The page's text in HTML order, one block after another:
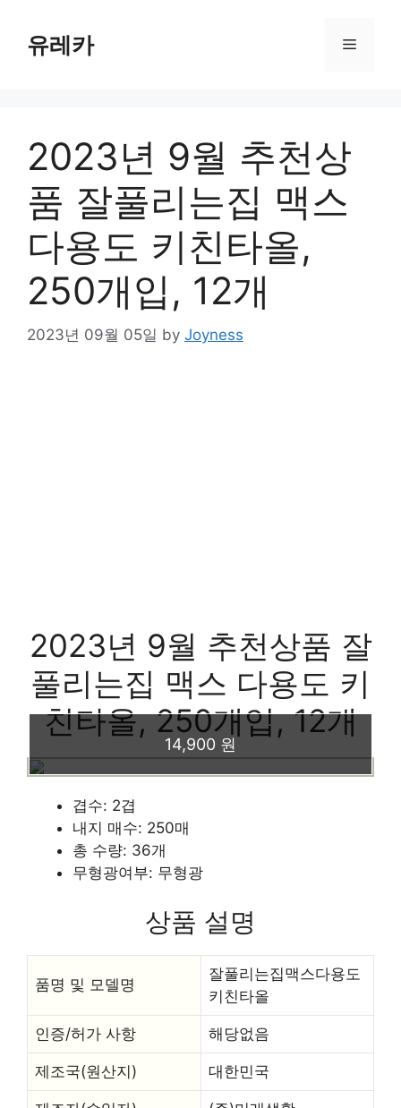
content유레카 Menu
2023년 9월 추천상
품 잘풀리는집 맥스
다용도 키친타올,
250개입, 12개
2023년 09월 05일 by Joyness
2023년 9월 추천상품 잘
풀리는집 맥스 다용도 키
친타올, 250개입, 12개
14,900 원
겹수: 2겹
내지 매수: 250매
총 수량: 36개
무형광여부: 무형광
상품 설명
품명 및 모델명
잘풀리는집맥스다용도
키친타올
인증/허가 사항 해당없음
제조국(원산지) 대한민국